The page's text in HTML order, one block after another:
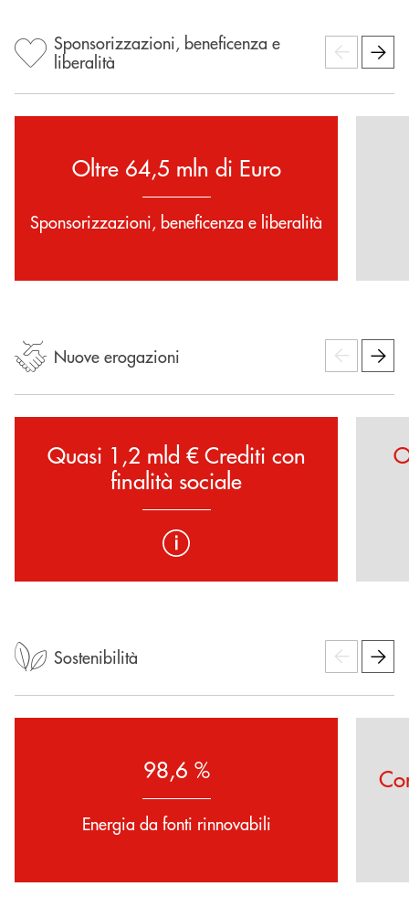
Sponsorizzazioni, beneficenza e
liberalità
Oltre 64,5 mln di Euro
Sponsorizzazioni, beneficenza e liberalità
Nuove erogazioni
Quasi 1,2 mld € Crediti con
finalità sociale
Sostenibilità
98,6 %
Energia da fonti rinnovabili